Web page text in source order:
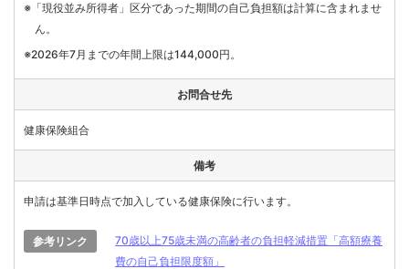
※「現役並み所得者」区分であった期間の自己負担額は計算に含まれませ
ん。
※2026年7月までの年間上限は144,000円。
お問合せ先
健康保険組合
備考
申請は基準日時点で加入している健康保険に行います。
参考リンク
70歳以上75歳未満の高齢者の負担軽減措置「高額療養
費の自己負担限度額」